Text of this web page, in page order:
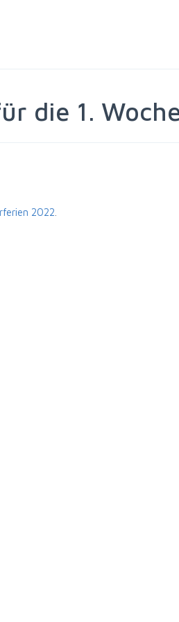
die 1.
2022